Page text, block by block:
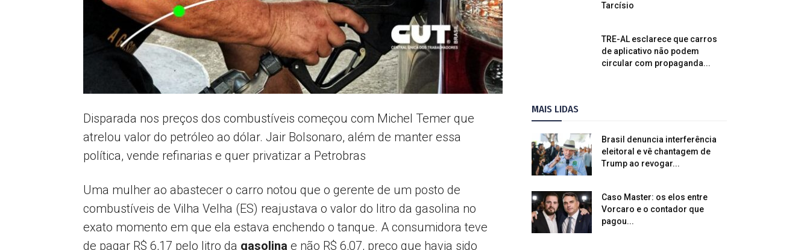
AL
Disparada nos preços dos combustíveis começou com Michel Temer que
atrelou valor do petróleo ao dólar. Jair Bolsonaro, além de manter essa
política, vende refinarias e quer privatizar a Petrobras
Uma mulher ao abastecer o carro notou que o gerente de um posto de
combustíveis de Vilha Velha (ES) reajustava o valor do litro da gasolina no
exato momento em que ela estava enchendo o tanque. A consumidora teve
de pagar R$ 6,17 pelo litro da gasolina e não R$ 6,07, preço que havia sido
Tarcísio
TRE-AL esclarece que carros
de aplicativo não podem
circular com propaganda...
MAIS LIDAS
Brasil denuncia interferência
eleitoral e vê chantagem de
Trump ao revogar...
Caso Master: os elos entre
Vorcaro e o contador que
pagou...